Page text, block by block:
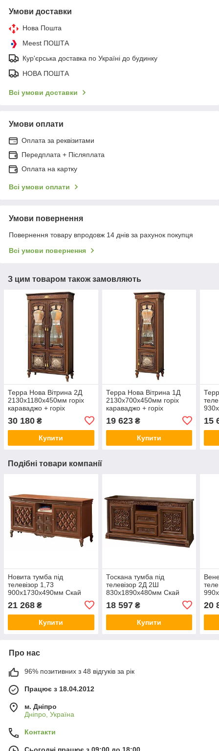
Умови доставки
Нова Пошта
Meest ПОШТА
Кур'єрська доставка по Україні до будинку
НОВА ПОШТА
Всі умови доставки
Умови оплати
Оплата за реквізитами
Передплата + Післяплата
Оплата на картку
Всі умови оплати
Умови повернення
Повернення товару впродовж 14 днів за рахунок покупця
Всі умови повернення
З цим товаром також замовляють
Терра Нова Вітрина 2Д
2130х1180х450мм горіх
караваджо + горіх
30 180 ₴
Купити
Терра Нова Вітрина 1Д
2130х700х450мм горіх
караваджо + горіх
19 623₴
Купити
15
Подібні товари компанії
Новита тумба під
телевізор 1,73
900х1730х490мм Скай
21 268 ₴
Купити
Тоскана тумба під
телевізор 2Д 2Ш
830х1890х480мм Скай
18 597₴
Купити
20
Про нас
96% позитивних з 48 відгуків за рік
Працює з 18.04.2012
м. Дніпро
Дніпро, Україна
Контакти
Сьогодні працює з 09:00 до 18:00